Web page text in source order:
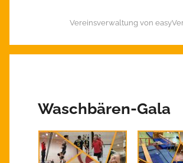
Vereinsverwaltung von
Waschbären-Gala